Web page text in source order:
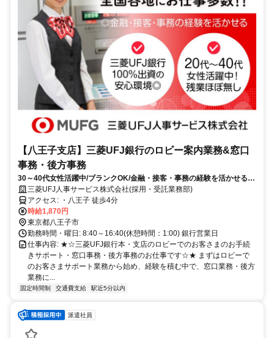
【八王子支店】三菱UFJ銀行のロビー案内業務&窓口
事務・後方事務
30～40代女性活躍中/ブランクOK/金融・接客・事務の経験を活かせる！
残業もほぼないためワークライフバランスを重視したい方に最適です。
三菱UFJ人事サービス株式会社(採用・受託業務部)
アクセス: ・八王子 徒歩4分
時給1,870円
東京都八王子市
勤務時間・曜日: 8:40～16:40(休憩時間：1:00) 銀行営業日
仕事内容: ★☆三菱UFJ銀行本・支店のロビーでのお客さまのお手続
きサポート・窓口事務・後方事務のお仕事です☆★ まずはロビーで
のお客さまサポート業務から始め、経験を積む中で、窓口業務・後方
業務に...
固定時間制 交通費支給 駅近5分以内
派遣社員